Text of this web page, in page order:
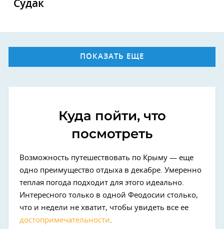
Судак
ПОКАЗАТЬ ЕЩЕ
Куда пойти, что
посмотреть
Возможность путешествовать по Крыму — еще
одно преимущество отдыха в декабре. Умеренно
теплая погода подходит для этого идеально.
Интересного только в одной Феодосии столько,
что и недели не хватит, чтобы увидеть все ее
достопримечательности.